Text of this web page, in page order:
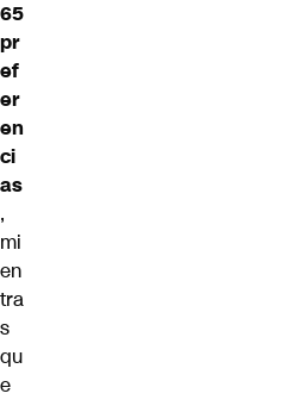
65
pr
ef
er
en
ci
as
,
mi
en
tra
s
qu
e